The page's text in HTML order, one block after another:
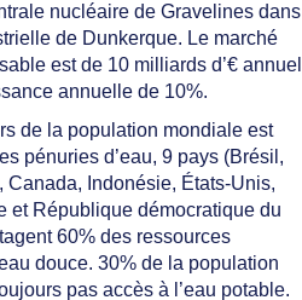
nucléaire de Gravelines dans
de Dunkerque. Le marché
est de 10 milliards d’€ annuel
annuelle de 10%.
de la population mondiale est
pénuries d’eau, 9 pays (Brésil,
Canada, Indonésie, États-Unis,
et République démocratique du
60% des ressources
douce. 30% de la population
pas accès à l’eau potable.